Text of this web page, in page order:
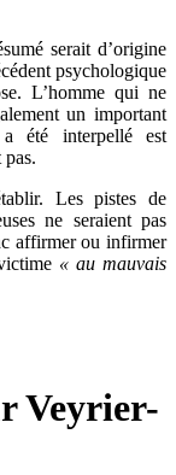
serait d’origine
psychologique
L’homme qui ne
un important
été interpellé est
pas.
Les pistes de
ne seraient pas
affirmer ou infirmer
« au mauvais
Veyrier-